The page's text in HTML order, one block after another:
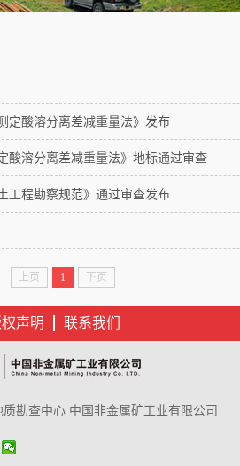
定酸溶分离差减重量法》发布
酸溶分离差减重量法》地标通过审查
工程勘察规范》通过审查发布
上页 1 下页
声明 联系我们
勘查中心 中国非金属矿工业有限公司